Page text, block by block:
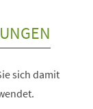
sich damit